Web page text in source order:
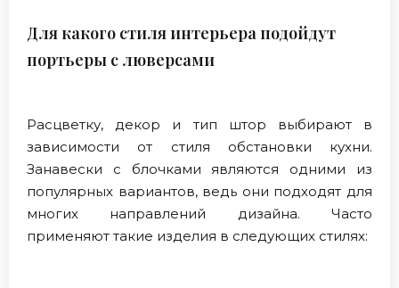
Для какого стиля интерьера подойдут
портьеры с люверсами
Расцветку, декор и тип штор выбирают в
зависимости от стиля обстановки кухни.
Занавески с блочками являются одними из
популярных вариантов, ведь они подходят для
многих направлений дизайна. Часто
применяют такие изделия в следующих стилях: